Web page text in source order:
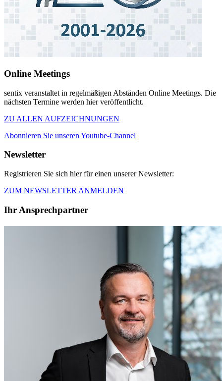
Online Meetings
sentix veranstaltet in regelmäßigen Abständen Online Meetings. Die
nächsten Termine werden hier veröffentlicht.
ZU ALLEN AUFZEICHNUNGEN
Abonnieren Sie unseren Youtube-Channel
Newsletter
Registrieren Sie sich hier für einen unserer Newsletter:
ZUM NEWSLETTER ANMELDEN
Ihr Ansprechpartner